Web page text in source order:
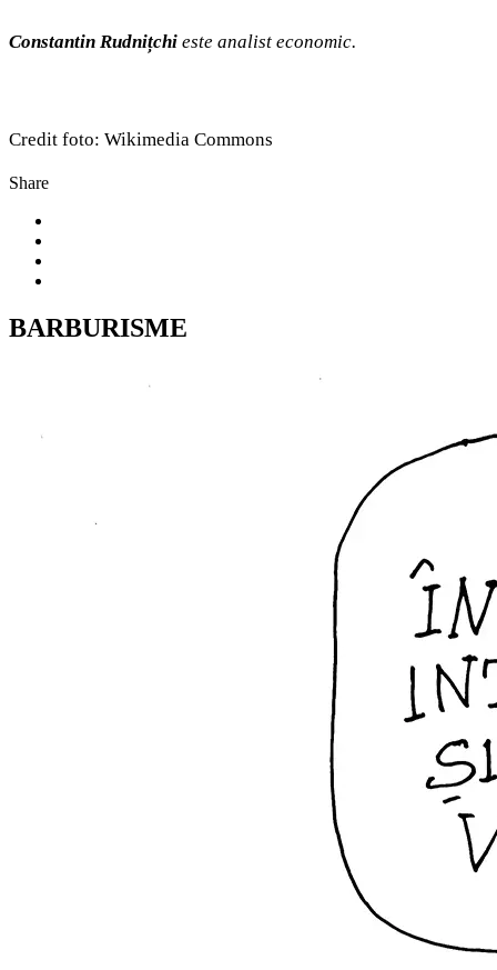
Constantin Rudnițchi este analist economic.
Credit foto: Wikimedia Commons
Share
BARBURISME